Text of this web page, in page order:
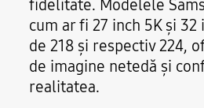
Ultimate Lies of P
Little Nightmares 3
Little Nightmares II
fidelitate. Modelele
cum ar fi 27 inch 5K și 32
de 218 și respectiv 224,
de imagine netedă și
realitatea.